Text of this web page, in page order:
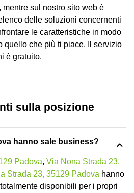
sul nostro sito web è
delle soluzioni concernenti
le caratteristiche in modo
quello che più ti piace. Il servizio
è gratuito.
sulla posizione
hanno sale business?
Padova, Via Nona Strada 23,
Strada 23, 35129 Padova hanno
disponibili per i propri